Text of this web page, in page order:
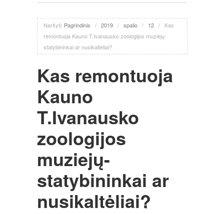
Naršyti: Pagrindinis / 2019 / spalio / 12 /
Kas
remontuoja Kauno T.Ivanausko zoologijos muziejų-
statybininkai ar nusikaltėliai?
Kas remontuoja
Kauno
T.Ivanausko
zoologijos
muziejų-
statybininkai ar
nusikaltėliai?